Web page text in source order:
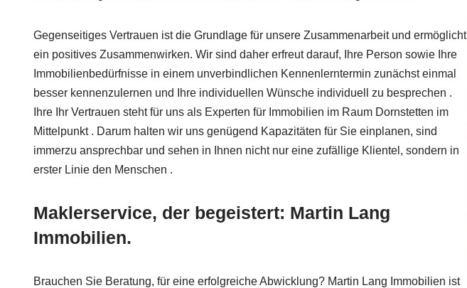
Gegenseitiges Vertrauen ist die Grundlage für unsere Zusammenarbeit und ermöglicht
ein positives Zusammenwirken. Wir sind daher erfreut darauf, Ihre Person sowie Ihre
Immobilienbedürfnisse in einem unverbindlichen Kennenlerntermin zunächst einmal
besser kennenzulernen und Ihre individuellen Wünsche individuell zu besprechen .
Ihre Ihr Vertrauen steht für uns als Experten für Immobilien im Raum Dornstetten im
Mittelpunkt . Darum halten wir uns genügend Kapazitäten für Sie einplanen, sind
immerzu ansprechbar und sehen in Ihnen nicht nur eine zufällige Klientel, sondern in
erster Linie den Menschen .
Maklerservice, der begeistert: Martin Lang
Immobilien.
Brauchen Sie Beratung, für eine erfolgreiche Abwicklung? Martin Lang Immobilien ist